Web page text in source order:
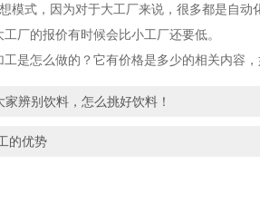
式，因为对于大工厂来说，很多都是自动
厂的报价有时候会比小工厂还要低。
怎么做的？它有价格是多少的相关内容，
辨别饮料，怎么挑好饮料！
的优势